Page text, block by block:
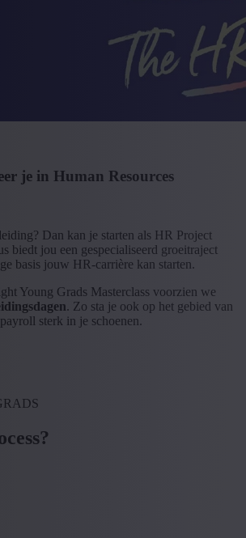
je in Human Resources
Dan kan je starten als HR Project
biedt jou een gespecialiseerd groeitraject
basis jouw HR-carrière kan starten.
Young Grads Masterclass voorzien we
. Zo sta je ook op het gebied van
sterk in je schoenen.